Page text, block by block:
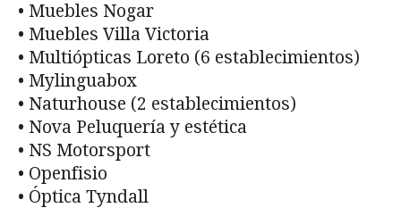
• Muebles Nogar
• Muebles Villa Victoria
• Multiópticas Loreto (6 establecimientos)
• Mylinguabox
• Naturhouse (2 establecimientos)
• Nova Peluquería y estética
• NS Motorsport
• Openfisio
• Óptica Tyndall